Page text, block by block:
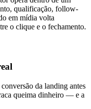
qualificação, follow-
em mídia volta
o clique e o fechamento.
da landing antes
queima dinheiro — e a